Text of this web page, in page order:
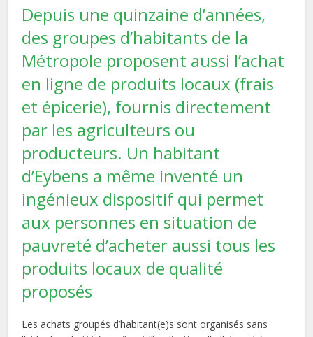
Depuis une quinzaine d’années,
des groupes d’habitants de la
Métropole proposent aussi l’achat
en ligne de produits locaux (frais
et épicerie), fournis directement
par les agriculteurs ou
producteurs. Un habitant
d’Eybens a même inventé un
ingénieux dispositif qui permet
aux personnes en situation de
pauvreté d’acheter aussi tous les
produits locaux de qualité
proposés
Les achats groupés d’habitant(e)s sont organisés sans